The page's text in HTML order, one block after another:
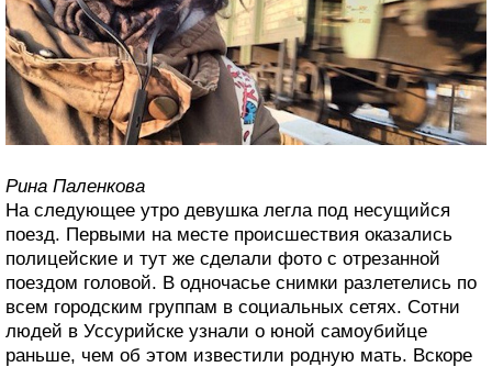
Рина Паленкова
На следующее утро девушка легла под несущийся
поезд. Первыми на месте происшествия оказались
полицейские и тут же сделали фото с отрезанной
поездом головой. В одночасье снимки разлетелись по
всем городским группам в социальных сетях. Сотни
людей в Уссурийске узнали о юной самоубийце
раньше, чем об этом известили родную мать. Вскоре